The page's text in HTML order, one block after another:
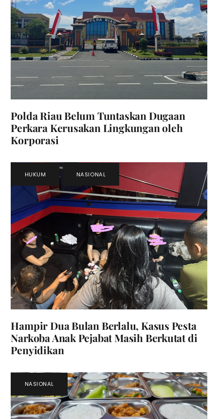
Polda Riau Belum Tuntaskan Dugaan
Perkara Kerusakan Lingkungan oleh
Korporasi
HUKUM , NASIONAL
Hampir Dua Bulan Berlalu, Kasus Pesta
Narkoba Anak Pejabat Masih Berkutat di
Penyidikan
NASIONAL